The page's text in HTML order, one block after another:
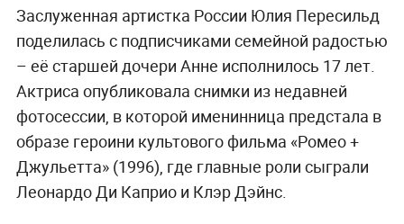
Заслуженная артистка России Юлия Пересильд
поделилась с подписчиками семейной радостью
– её старшей дочери Анне исполнилось 17 лет.
Актриса опубликовала снимки из недавней
фотосессии, в которой именинница предстала в
образе героини культового фильма «Ромео +
Джульетта» (1996), где главные роли сыграли
Леонардо Ди Каприо и Клэр Дэйнс.